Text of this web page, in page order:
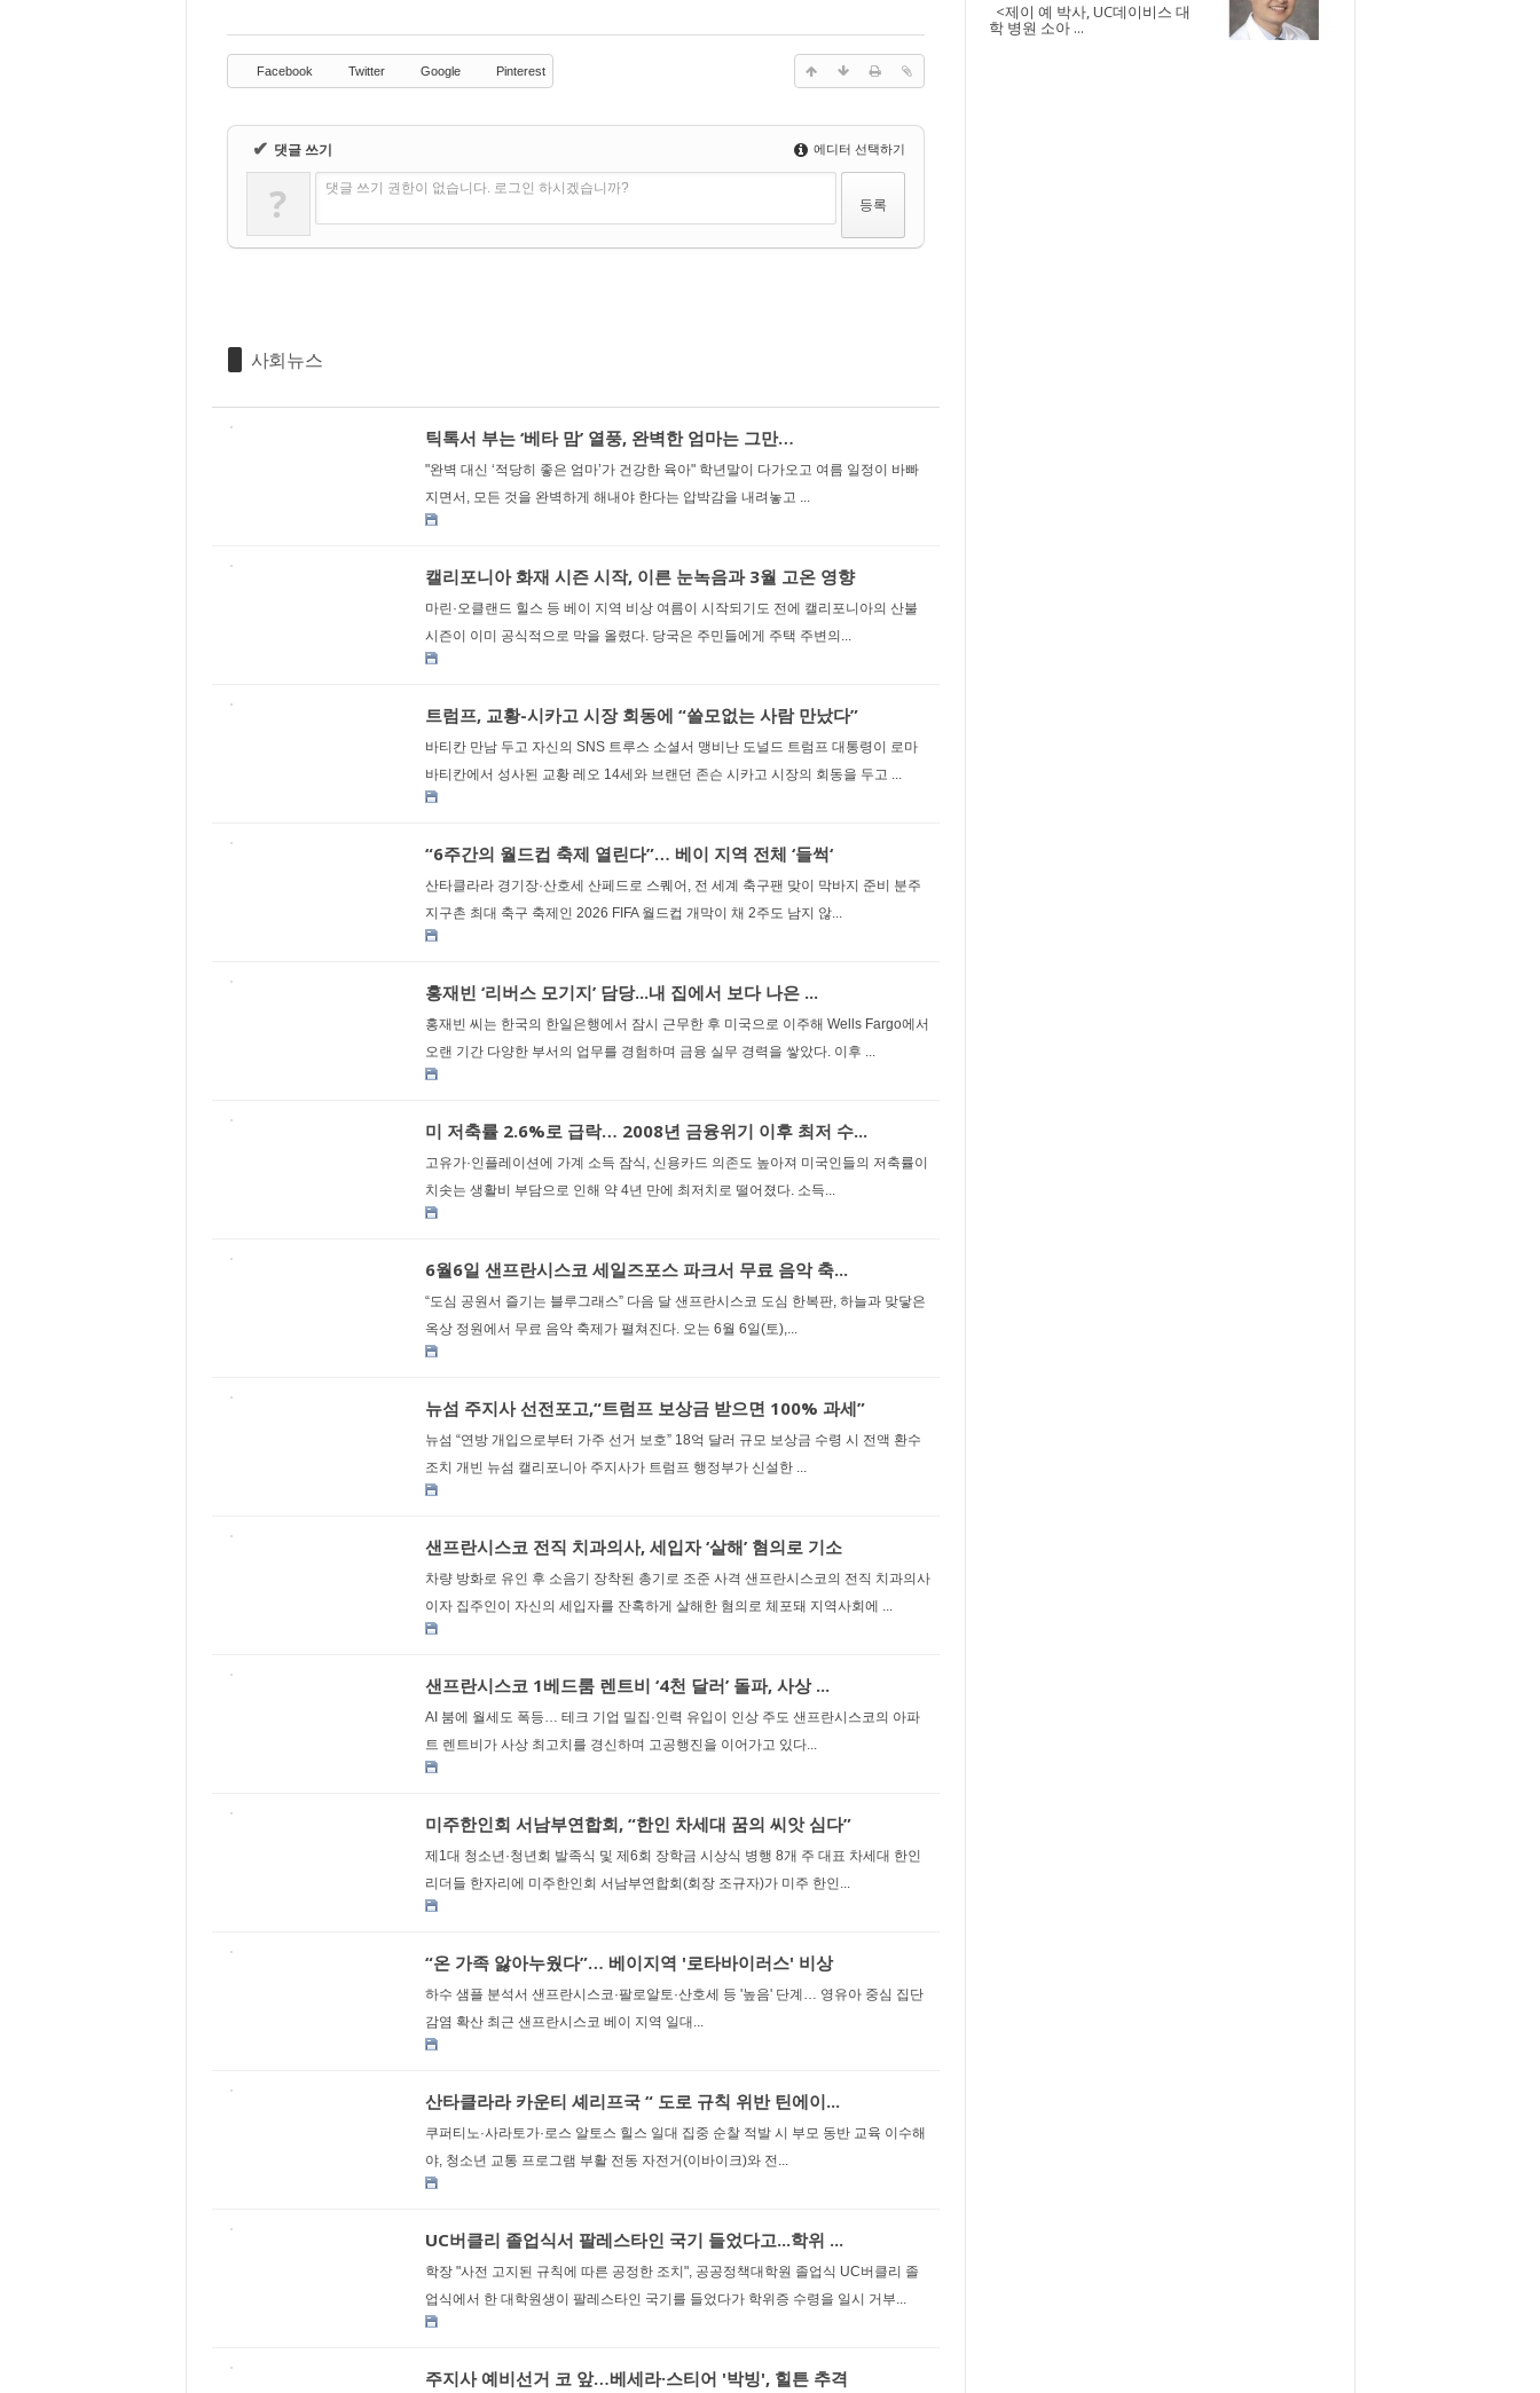
Facebook Twitter Google Pinterest
✔ 댓글 쓰기 에디터 선택하기
? 댓글 쓰기 권한이 없습니다. 로그인 하시겠습니까?
사회뉴스
틱톡서 부는 ‘베타 맘’ 열풍, 완벽한 엄마는 그만…
"완벽 대신 ‘적당히 좋은 엄마’가 건강한 육아" 학년말이 다가오고 여름 일정이 바빠
지면서, 모든 것을 완벽하게 해내야 한다는 압박감을 내려놓고 ...
캘리포니아 화재 시즌 시작, 이른 눈녹음과 3월 고온 영향
마린·오클랜드 힐스 등 베이 지역 비상 여름이 시작되기도 전에 캘리포니아의 산불
시즌이 이미 공식적으로 막을 올렸다. 당국은 주민들에게 주택 주변의...
트럼프, 교황-시카고 시장 회동에 “쓸모없는 사람 만났다”
바티칸 만남 두고 자신의 SNS 트루스 소셜서 맹비난 도널드 트럼프 대통령이 로마
바티칸에서 성사된 교황 레오 14세와 브랜던 존슨 시카고 시장의 회동을 두고 ...
“6주간의 월드컵 축제 열린다”… 베이 지역 전체 ‘들썩‘
산타클라라 경기장·산호세 산페드로 스퀘어, 전 세계 축구팬 맞이 막바지 준비 분주
지구촌 최대 축구 축제인 2026 FIFA 월드컵 개막이 채 2주도 남지 않...
홍재빈 ‘리버스 모기지’ 담당...내 집에서 보다 나은 ...
홍재빈 씨는 한국의 한일은행에서 잠시 근무한 후 미국으로 이주해 Wells Fargo에서
오랜 기간 다양한 부서의 업무를 경험하며 금융 실무 경력을 쌓았다. 이후 ...
미 저축률 2.6%로 급락… 2008년 금융위기 이후 최저 수...
고유가·인플레이션에 가계 소득 잠식, 신용카드 의존도 높아져 미국인들의 저축률이
치솟는 생활비 부담으로 인해 약 4년 만에 최저치로 떨어졌다. 소득...
6월6일 샌프란시스코 세일즈포스 파크서 무료 음악 축...
“도심 공원서 즐기는 블루그래스” 다음 달 샌프란시스코 도심 한복판, 하늘과 맞닿은
옥상 정원에서 무료 음악 축제가 펼쳐진다. 오는 6월 6일(토),...
뉴섬 주지사 선전포고,“트럼프 보상금 받으면 100% 과세”
뉴섬 “연방 개입으로부터 가주 선거 보호” 18억 달러 규모 보상금 수령 시 전액 환수
조치 개빈 뉴섬 캘리포니아 주지사가 트럼프 행정부가 신설한 ...
샌프란시스코 전직 치과의사, 세입자 ‘살해’ 혐의로 기소
차량 방화로 유인 후 소음기 장착된 총기로 조준 사격 샌프란시스코의 전직 치과의사
이자 집주인이 자신의 세입자를 잔혹하게 살해한 혐의로 체포돼 지역사회에 ...
샌프란시스코 1베드룸 렌트비 ‘4천 달러’ 돌파, 사상 ...
AI 붐에 월세도 폭등… 테크 기업 밀집·인력 유입이 인상 주도 샌프란시스코의 아파
트 렌트비가 사상 최고치를 경신하며 고공행진을 이어가고 있다...
미주한인회 서남부연합회, “한인 차세대 꿈의 씨앗 심다”
제1대 청소년·청년회 발족식 및 제6회 장학금 시상식 병행 8개 주 대표 차세대 한인
리더들 한자리에 미주한인회 서남부연합회(회장 조규자)가 미주 한인...
“온 가족 앓아누웠다”… 베이지역 '로타바이러스' 비상
하수 샘플 분석서 샌프란시스코·팔로알토·산호세 등 '높음' 단계… 영유아 중심 집단
감염 확산 최근 샌프란시스코 베이 지역 일대...
산타클라라 카운티 셰리프국 “ 도로 규칙 위반 틴에이...
쿠퍼티노·사라토가·로스 알토스 힐스 일대 집중 순찰 적발 시 부모 동반 교육 이수해
야, 청소년 교통 프로그램 부활 전동 자전거(이바이크)와 전...
UC버클리 졸업식서 팔레스타인 국기 들었다고...학위 ...
학장 "사전 고지된 규칙에 따른 공정한 조치", 공공정책대학원 졸업식 UC버클리 졸
업식에서 한 대학원생이 팔레스타인 국기를 들었다가 학위증 수령을 일시 거부...
주지사 예비선거 코 앞…베세라·스티어 '박빙', 힐튼 추격
<제이 예 박사, UC데이비스 대
학 병원 소아 ...